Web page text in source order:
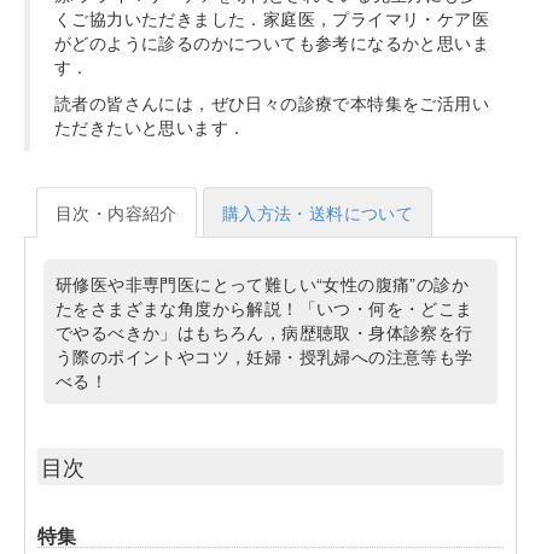
くご協力いただきました．家庭医，プライマリ・ケア医
がどのように診るのかについても参考になるかと思いま
す．
読者の皆さんには，ぜひ日々の診療で本特集をご活用い
ただきたいと思います．
目次・内容紹介 購入方法・送料について
研修医や非専門医にとって難しい“女性の腹痛”の診か
たをさまざまな角度から解説！「いつ・何を・どこま
でやるべきか」はもちろん，病歴聴取・身体診察を行
う際のポイントやコツ，妊婦・授乳婦への注意等も学
べる！
目次
特集